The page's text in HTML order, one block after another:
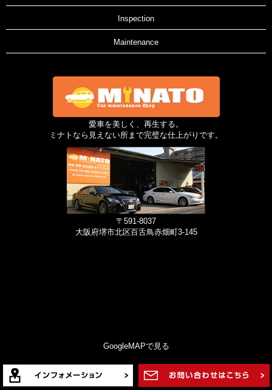
Inspection
Maintenance
愛車を美しく、再生する。
ミナトなら見えない所まで完璧な仕上がりです。
〒591-8037
大阪府堺市北区百舌鳥赤畑町3-145
GoogleMAPで見る